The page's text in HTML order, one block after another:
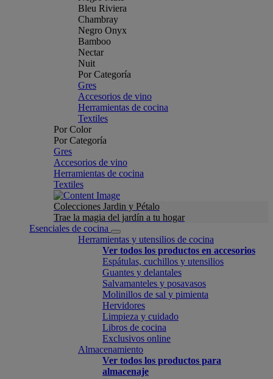
Bleu Riviera
Chambray
Negro Onyx
Bamboo
Nectar
Nuit
Por Categoría
Gres
Accesorios de vino
Herramientas de cocina
Textiles
Por Color
Por Categoría
Gres
Accesorios de vino
Herramientas de cocina
Textiles
Colecciones Jardin y Pétalo
Trae la magia del jardín a tu hogar
Esenciales de cocina
Herramientas y utensilios de cocina
Ver todos los productos en accesorios
Espátulas, cuchillos y utensilios
Guantes y delantales
Salvamanteles y posavasos
Molinillos de sal y pimienta
Hervidores
Limpieza y cuidado
Libros de cocina
Exclusivos online
Almacenamiento
Ver todos los productos para
almacenaje